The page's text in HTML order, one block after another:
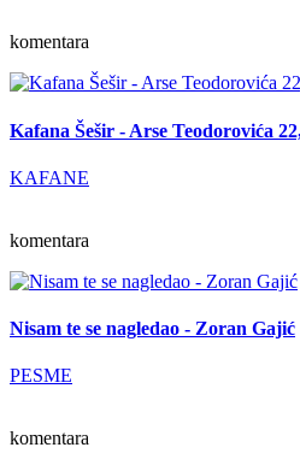
komentara
Kafana Šešir - Arse Teodorovića
KAFANE
komentara
Nisam te se nagledao - Zoran Gajić
PESME
komentara